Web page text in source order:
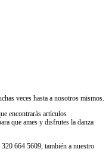
veces hasta a nosotros mismos.
encontrarás artículos
que ames y disfrutes la danza
664 5609, también a nuestro